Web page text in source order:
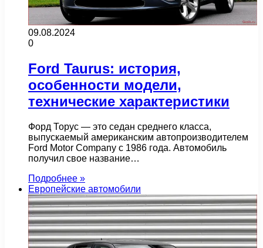
09.08.2024
0
Ford Taurus: история,
особенности модели,
технические характеристики
Форд Торус — это седан среднего класса,
выпускаемый американским автопроизводителем
Ford Motor Company с 1986 года. Автомобиль
получил свое название…
Подробнее »
Европейские автомобили